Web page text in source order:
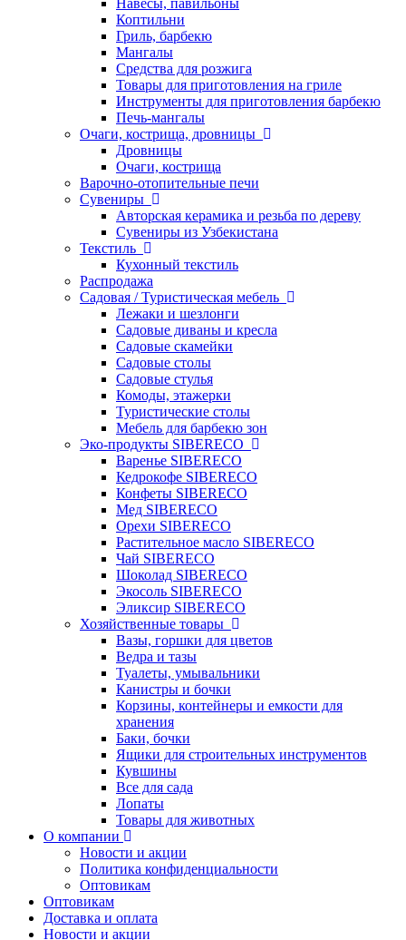
Навесы, павильоны
Коптильни
Гриль, барбекю
Мангалы
Средства для розжига
Товары для приготовления на гриле
Инструменты для приготовления барбекю
Печь-мангалы
Очаги, кострища, дровницы
Дровницы
Очаги, кострища
Варочно-отопительные печи
Сувениры
Авторская керамика и резьба по дереву
Сувениры из Узбекистана
Текстиль
Кухонный текстиль
Распродажа
Садовая / Туристическая мебель
Лежаки и шезлонги
Садовые диваны и кресла
Садовые скамейки
Садовые столы
Садовые стулья
Комоды, этажерки
Туристические столы
Мебель для барбекю зон
Эко-продукты SIBERECO
Варенье SIBERECO
Кедрокофе SIBERECO
Конфеты SIBERECO
Мед SIBERECO
Орехи SIBERECO
Растительное масло SIBERECO
Чай SIBERECO
Шоколад SIBERECO
Экосоль SIBERECO
Эликсир SIBERECO
Хозяйственные товары
Вазы, горшки для цветов
Ведра и тазы
Туалеты, умывальники
Канистры и бочки
Корзины, контейнеры и емкости для
хранения
Баки, бочки
Ящики для строительных инструментов
Кувшины
Все для сада
Лопаты
Товары для животных
О компании
Новости и акции
Политика конфиденциальности
Оптовикам
Оптовикам
Доставка и оплата
Новости и акции